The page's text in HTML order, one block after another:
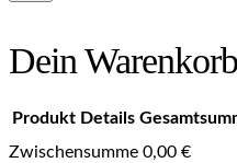
Dein Warenkorb
Produkt Details
Zwischensumme 0,00 €